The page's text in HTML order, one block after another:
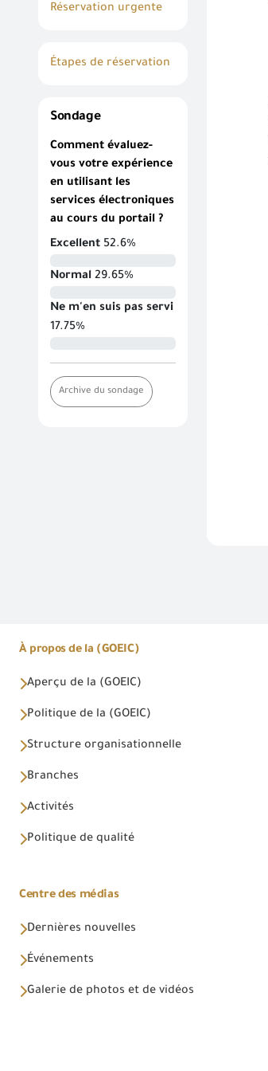
Réservation urgente
Étapes de réservation
Sondage
Comment évaluez-
vous votre expérience
en utilisant les
services électroniques
au cours du portail ?
Excellent 52.6%
Normal 29.65%
Ne m'en suis pas servi
17.75%
Archive du sondage
À propos de la (GOEIC)
Aperçu de la (GOEIC)
Politique de la (GOEIC)
Structure organisationnelle
Branches
Activités
Politique de qualité
Centre des médias
Dernières nouvelles
Événements
Galerie de photos et de vidéos